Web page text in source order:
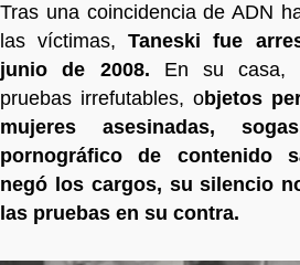
Tras una coincidencia de ADN
las víctimas,Taneski fue
junio de 2008. En su casa,
pruebas irrefutables, objetos
mujeres asesinadas,
pornográfico de contenido
negó los cargos, su silencio
las pruebas en su contra.